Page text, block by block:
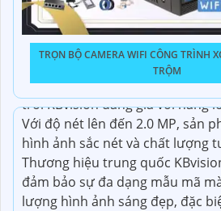
TRỌN BỘ CAMERA WIFI CÔNG TRÌNH
TRỘM
Lắp Camera Văn Phòng Có Màu Ban
Chuyên Lắp Đặt Bộ Camera Thu Âm
Phòng
Thiết kế trọn bộ Bộ Camera Wifi
trời KBvision đáng giá với hàng
Với độ nét lên đến 2.0 MP, sản
hình ảnh sắc nét và chất lượng
Thương hiệu trung quốc
đảm bảo sự đa dạng mẫu mã
lượng hình ảnh sáng đẹp, đặc